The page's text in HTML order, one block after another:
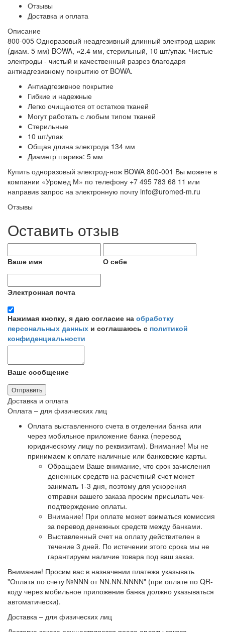
Отзывы
Доставка и оплата
Описание
800-005 Одноразовый неадгезивный длинный электрод шарик
(диам. 5 мм) BOWA, ⌀2.4 мм, стерильный, 10 шт/упак. Чистые
электроды - чистый и качественный разрез благодаря
антиадгезивному покрытию от BOWA.
Антиадгезивное покрытие
Гибкие и надежные
Легко очищаются от остатков тканей
Могут работать с любым типом тканей
Стерильные
10 шт/упак
Общая длина электрода 134 мм
Диаметр шарика: 5 мм
Купить одноразовый электрод-нож BOWA 800-001 Вы можете в
компании «Уромед М» по телефону +7 495 783 68 11 или
направив запрос на электронную почту info@uromed-m.ru
Отзывы
Оставить отзыв
Ваше имя О себе
Электронная почта
Нажимая кнопку, я даю согласие на обработку
персональных данных и соглашаюсь с политикой
конфиденциальности
Ваше сообщение
Отправить
Доставка и оплата
Оплата – для физических лиц
Оплата выставленного счета в отделении банка или
через мобильное приложение банка (перевод
юридическому лицу по реквизитам). Внимание! Мы не
принимаем к оплате наличные или банковские карты.
Обращаем Ваше внимание, что срок зачисления
денежных средств на расчетный счет может
занимать 1-3 дня, поэтому для ускорения
отправки вашего заказа просим присылать чек-
подтверждение оплаты.
Внимание! При оплате может взиматься комиссия
за перевод денежных средств между банками.
Выставленный счет на оплату действителен в
течение 3 дней. По истечении этого срока мы не
гарантируем наличие товара под ваш заказ.
Внимание! Просим вас в назначении платежа указывать
"Оплата по счету №NNN от NN.NN.NNNN" (при оплате по QR-
коду через мобильное приложение банка должно указываться
автоматически).
Доставка – для физических лиц